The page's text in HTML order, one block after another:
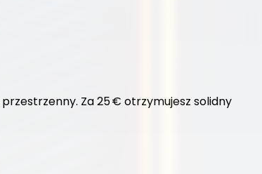
Za 25 € otrzymujesz solidny